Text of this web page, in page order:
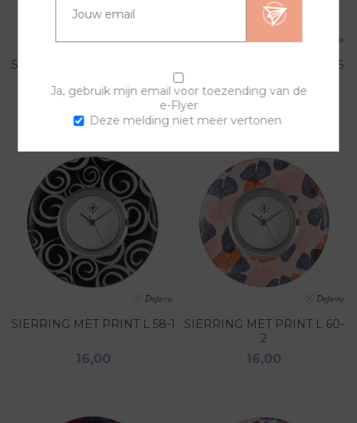
SIERRING MET PRINT L 50-1
16,00
SIERRING MET PRINT L 525
16,00
SIERRING MET PRINT L 58-1
16,00
SIERRING MET PRINT L 60-
2
16,00
Ja, gebruik mijn email voor toezending van de
e-Flyer
Deze melding niet meer vertonen